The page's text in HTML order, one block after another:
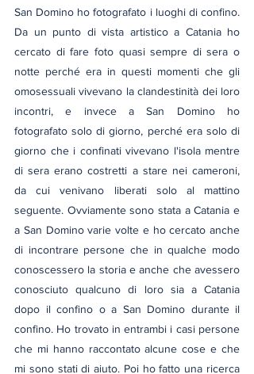
San Domino ho fotografato i luoghi di confino.
Da un punto di vista artistico a Catania ho
cercato di fare foto quasi sempre di sera o
notte perché era in questi momenti che gli
omosessuali vivevano la clandestinità dei loro
incontri, e invece a San Domino ho
fotografato solo di giorno, perché era solo di
giorno che i confinati vivevano l'isola mentre
di sera erano costretti a stare nei cameroni,
da cui venivano liberati solo al mattino
seguente. Ovviamente sono stata a Catania e
a San Domino varie volte e ho cercato anche
di incontrare persone che in qualche modo
conoscessero la storia e anche che avessero
conosciuto qualcuno di loro sia a Catania
dopo il confino o a San Domino durante il
confino. Ho trovato in entrambi i casi persone
che mi hanno raccontato alcune cose e che
mi sono stati di aiuto. Poi ho fatto una ricerca